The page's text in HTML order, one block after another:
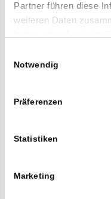
Partner führen diese
weiteren Daten
Cookies, wenn Sie
Notwendig
Präferenzen
Statistiken
Marketing